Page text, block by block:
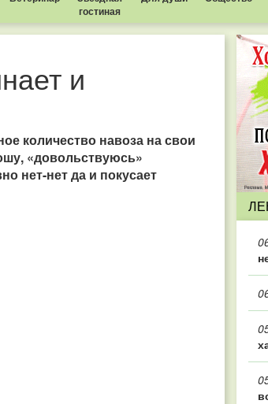
гостиная
и
количество навоза на свои
«довольствуюсь»
нет-нет да и покусает